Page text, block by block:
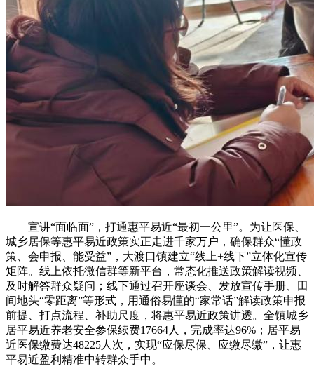
宣讲“面临面”，打通惠平易近“最初一公里”。为让医保、
城乡居保等惠平易近政策实正走进千家万户，确保群众“懂政
策、会申报、能受益”，大渡口镇建立“线上+线下”立体化宣传
矩阵。线上依托微信群等新平台，常态化推送政策解读视频、
及时解答群众疑问；线下通过召开座谈会、发放宣传手册、田
间地头“零距离”等形式，用通俗易懂的“家常话”解读政策申报
前提、打点流程、补助尺度，将惠平易近政策讲透。全镇城乡
居平易近养老安全参保续费17664人，完成率达96%；居平易
近医保缴费达48225人次，实现“应保尽保、应缴尽缴”，让惠
平易近盈利精准中转群众手中。